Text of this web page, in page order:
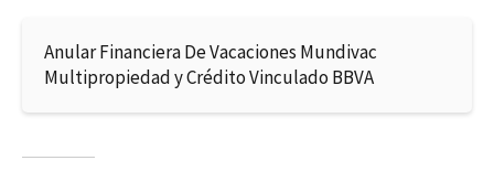
Anular Financiera De Vacaciones Mundivac
Multipropiedad y Crédito Vinculado BBVA